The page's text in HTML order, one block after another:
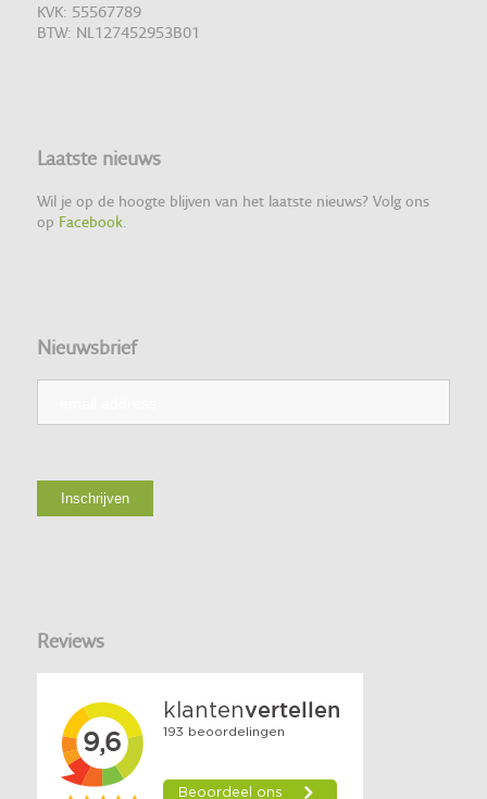
KVK: 55567789
BTW: NL127452953B01
Laatste nieuws
Wil je op de hoogte blijven van het laatste nieuws? Volg ons
op Facebook.
Nieuwsbrief
Reviews